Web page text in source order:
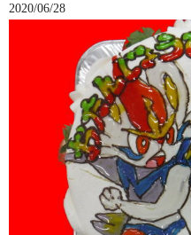
2020/06/28